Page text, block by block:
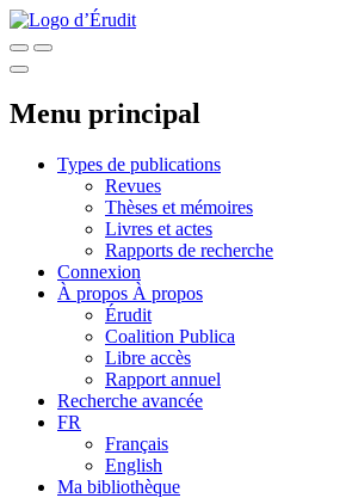
Menu principal
Types de publications
Revues
Thèses et mémoires
Livres et actes
Rapports de recherche
Connexion
À propos À propos
Érudit
Coalition Publica
Libre accès
Rapport annuel
Recherche avancée
FR
Français
English
Ma bibliothèque